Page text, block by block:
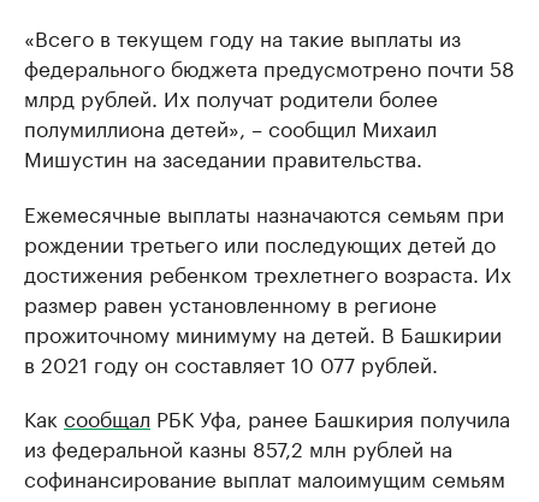
«Всего в текущем году на такие выплаты из
федерального бюджета предусмотрено почти 58
млрд рублей. Их получат родители более
полумиллиона детей», – сообщил Михаил
Мишустин на заседании правительства.
Ежемесячные выплаты назначаются семьям при
рождении третьего или последующих детей до
достижения ребенком трехлетнего возраста. Их
размер равен установленному в регионе
прожиточному минимуму на детей. В Башкирии
в 2021 году он составляет 10 077 рублей.
Как сообщал РБК Уфа, ранее Башкирия получила
из федеральной казны 857,2 млн рублей на
софинансирование выплат малоимущим семьям